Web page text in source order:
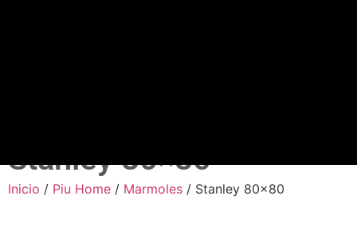
Stanley 80×80
Inicio / Piu Home / Marmoles / Stanley 80×80